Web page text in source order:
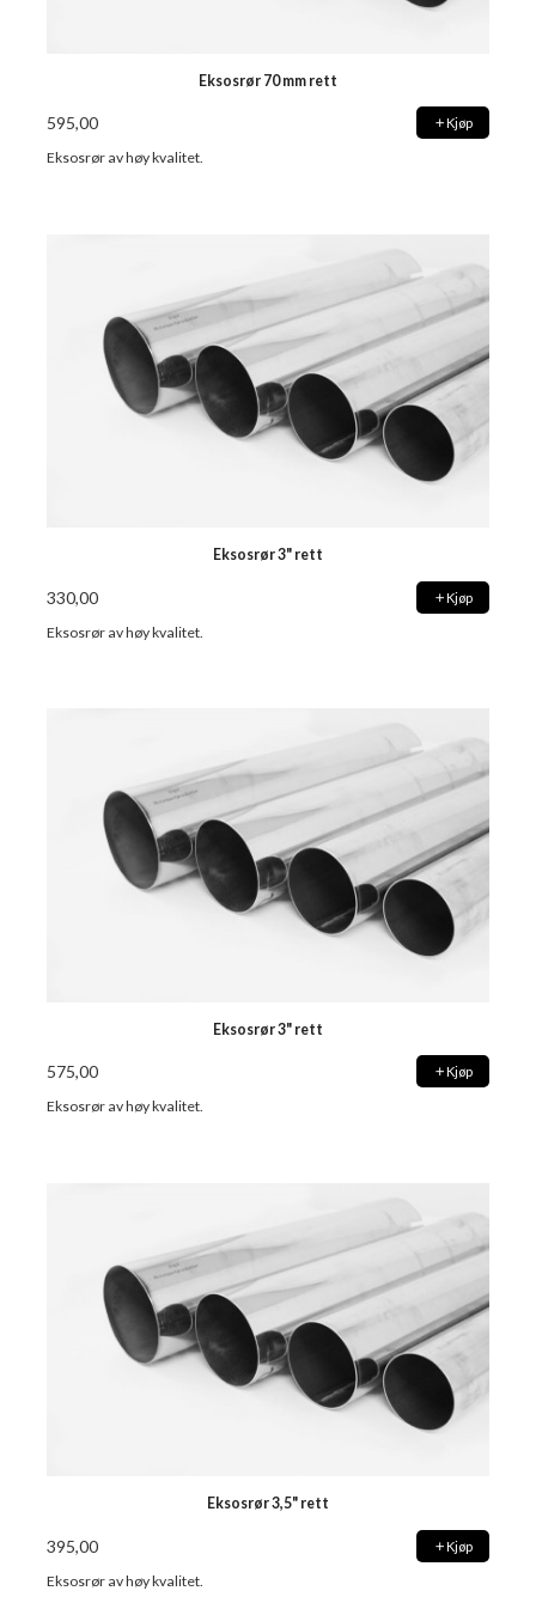
Eksosrør 70 mm rett
595,00 Kjøp
Eksosrør av høy kvalitet.
Eksosrør 3" rett
330,00 Kjøp
Eksosrør av høy kvalitet.
Eksosrør 3" rett
575,00 Kjøp
Eksosrør av høy kvalitet.
Eksosrør 3,5" rett
395,00 Kjøp
Eksosrør av høy kvalitet.